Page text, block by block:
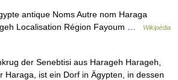
antique Noms Autre nom Haraga
Localisation Région Fayoum …
Wikipédia
der Senebtisi aus Harageh Harageh,
Haraga, ist ein Dorf in Ägypten, in dessen